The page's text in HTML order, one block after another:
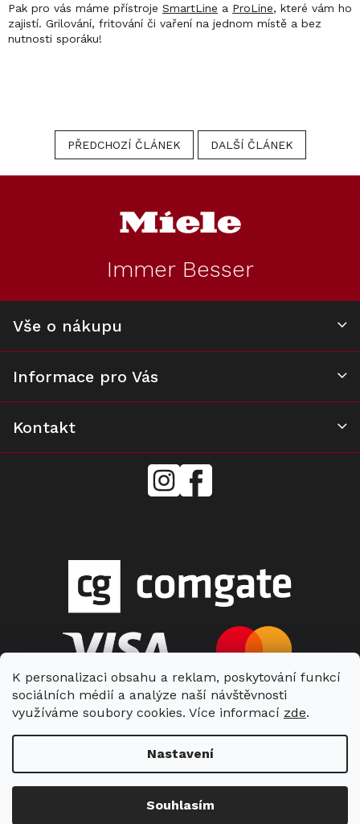
K personalizaci obsahu a reklam, poskytování funkcí
sociálních médií a analýze naší návštěvnosti
využíváme soubory cookies. Více informací zde.
Nastavení
Souhlasím
Pak pro vás máme přístroje SmartLine a ProLine, které vám ho
zajistí. Grilování, fritování či vaření na jednom místě a bez
nutnosti sporáku!
PŘEDCHOZÍ ČLÁNEK DALŠÍ ČLÁNEK
Immer Besser
Vše o nákupu
Informace pro Vás
Kontakt
mielecentervlasek
Miele
Center
Vytvořil Shoptet| Nakódoval Shopcode
Copyright 2026Miele Center Vlášek. Všechna práva vyhrazena.